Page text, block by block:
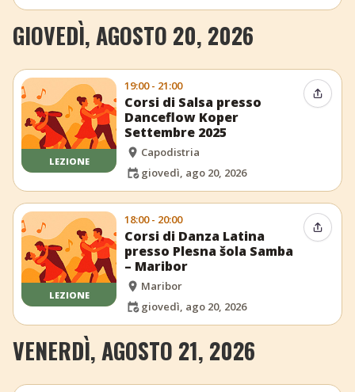
GIOVEDÌ, AGOSTO 20, 2026
LEZIONE
19:00 - 21:00
Corsi di Salsa presso
Danceflow Koper
Settembre 2025
Capodistria
giovedì, ago 20, 2026
LEZIONE
18:00 - 20:00
Corsi di Danza Latina
presso Plesna šola Samba
– Maribor
Maribor
giovedì, ago 20, 2026
VENERDÌ, AGOSTO 21, 2026